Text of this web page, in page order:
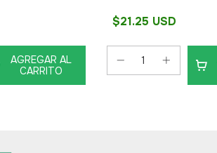
AGREGAR AL
CARRITO
$21.25 USD